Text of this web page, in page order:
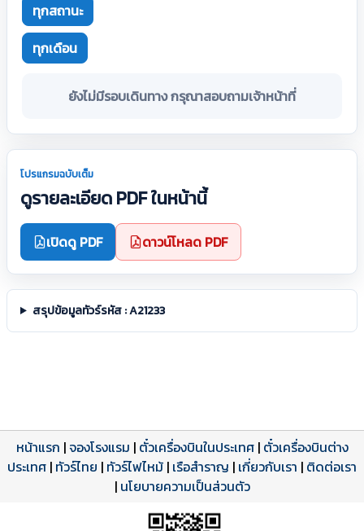
ทุกสถานะ
ทุกเดือน
ยังไม่มีรอบเดินทาง กรุณาสอบถามเจ้าหน้าที่
โปรแกรมฉบับเต็ม
ดูรายละเอียด PDF ในหน้านี้
เปิดดู PDF ดาวน์โหลด PDF
สรุปข้อมูลทัวร์รหัส : A21233
โปรแกรมทัวร์
ดาวน์โหลด PDF
รีวิวลูกค้าจริง
รีวิวจาก eTravelWay
เปิดหน้าเต็ม
ใบอนุญาตนำเที่ยว
เลขที่ 11/11450
เปิดหน้าเต็ม
หน้าแรก |จองโรงแรม | ตั๋วเครื่องบินในประเทศ| ตั๋วเครื่องบินต่าง
ประเทศ | ทัวร์ไทย | ทัวร์ไฟไหม้ | เรือสำราญ | เกี่ยวกับเรา | ติดต่อเรา
| นโยบายความเป็นส่วนตัว